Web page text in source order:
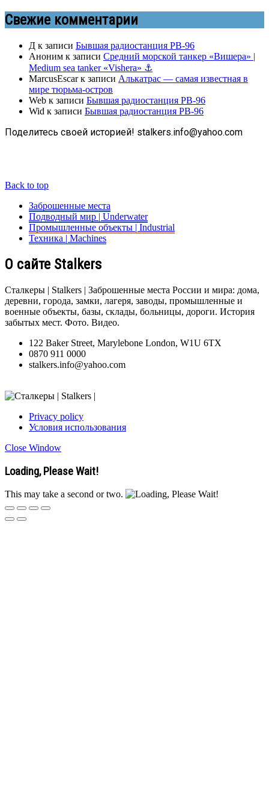
Свежие комментарии
Д к записи Бывшая радиостанция РВ-96
Аноним к записи Средний морской танкер «Вишера» |
Medium sea tanker «Vishera» ⚓
MarcusEscarк записи Алькатрас — самая известная в
мире тюрьма-остров
Web к записи Бывшая радиостанция РВ-96
Wid к записи Бывшая радиостанция РВ-96
Поделитесь своей историей! stalkers.info@yahoo.com
Back to top
Заброшенные места
Подводный мир | Underwater
Промышленные объекты | Industrial
Техника | Machines
О сайте Stalkers
Сталкеры | Stalkers | Заброшенные места России и мира: дома,
деревни, города, замки, лагеря, заводы, промышленные и
военные объекты, базы, склады, больницы, дороги. История
забытых мест. Фото. Видео.
122 Baker Street, Marylebone London, W1U 6TX
0870 911 0000
stalkers.info@yahoo.com
Privacy policy
Условия использования
Close Window
Loading, Please Wait!
This may take a second or two.